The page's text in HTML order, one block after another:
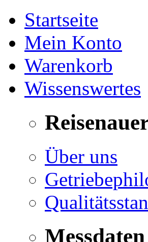
Startseite
Mein Konto
Warenkorb
Wissenswertes
Über uns
Messdaten